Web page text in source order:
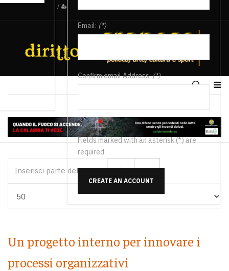
/
Email: (*)
Confirm email Address:(*)
Fields marked with an asterisk (*) are
required.
CREATE AN ACCOUNT
Un progetto interno per innovare i
processi organizzativi